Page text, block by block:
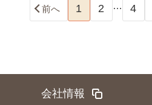
前へ 1 2 … 4
会社情報